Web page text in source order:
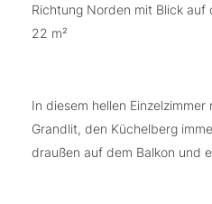
Richtung Norden mit Blick auf
22 m²
In diesem hellen
Grandlit, den Küchelberg
draußen auf dem Balkon und